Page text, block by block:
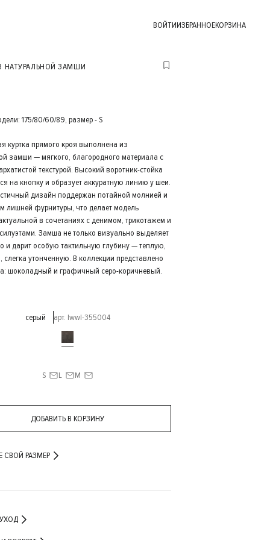
ВОЙТИИЗБРАННОЕКОРЗИНА
НАТУРАЛЬНОЙ ЗАМШИ
175/80/60/89, размер - S
куртка прямого кроя выполнена из
замши — мягкого, благородного материала с
текстурой. Высокий воротник-стойка
на кнопку и образует аккуратную линию у шеи.
дизайн поддержан потайной молнией и
лишней фурнитуры, что делает модель
в сочетаниях с денимом, трикотажем и
Замша не только визуально выделяет
и дарит особую тактильную глубину — теплую,
слегка утонченную. В коллекции представлено
шоколадный и графичный серо-коричневый.
серый арт. lwwl-355004
S L M
ДОБАВИТЬ В КОРЗИНУ
СВОЙ РАЗМЕР